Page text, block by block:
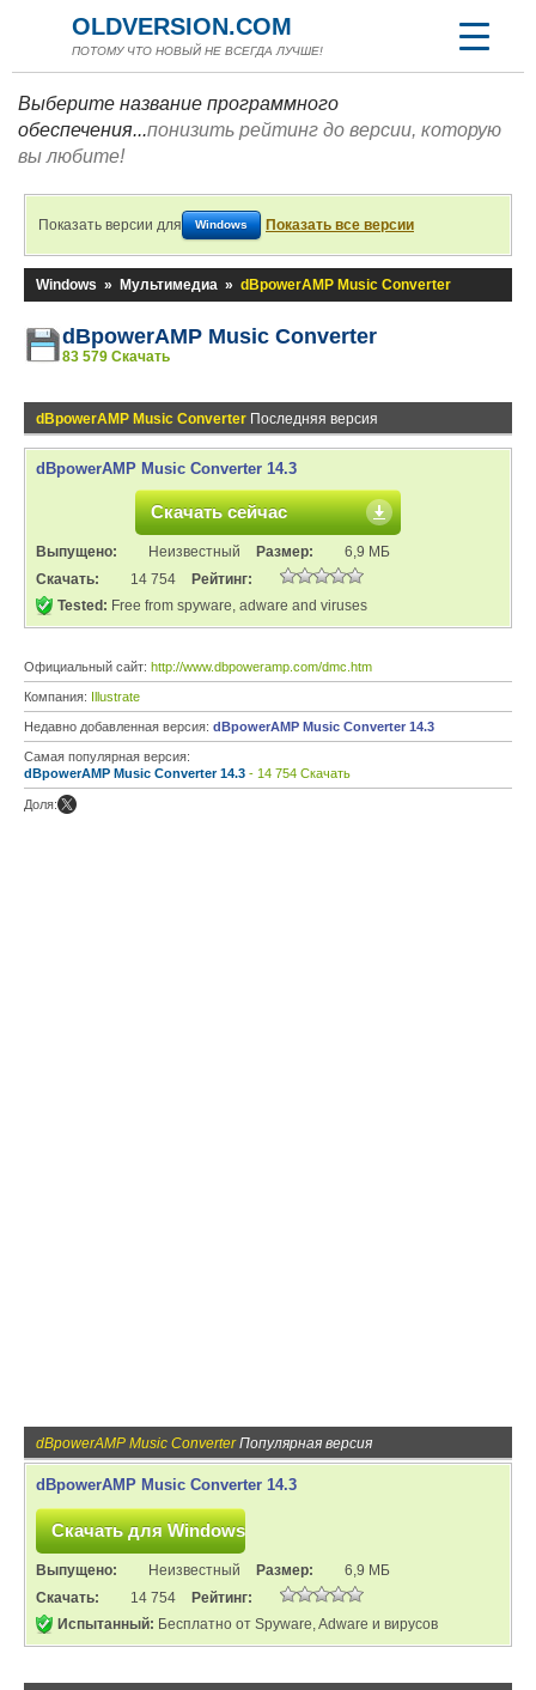
OLDVERSION.COM
ПОТОМУ ЧТО НОВЫЙ НЕ ВСЕГДА ЛУЧШЕ!
Выберите название программного
обеспечения...понизить рейтинг до версии, которую
вы любите!
Показать версии для Windows Показать все версии
Windows » Мультимедиа » dBpowerAMP Music Converter
dBpowerAMP Music Converter
83 579 Скачать
dBpowerAMP Music Converter Последняя версия
dBpowerAMP Music Converter 14.3
Скачать сейчас
Выпущено: Неизвестный Размер:
6,9 МБ
Скачать:
14 754
Рейтинг:
Tested: Free from spyware, adware and viruses
Официальный сайт: http://www.dbpoweramp.com/dmc.htm
Компания: Illustrate
Недавно добавленная версия: dBpowerAMP Music Converter 14.3
Самая популярная версия:
dBpowerAMP Music Converter 14.3 - 14 754 Скачать
Доля:
dBpowerAMP Music ConverterПопулярная версия
dBpowerAMP Music Converter 14.3
Выпущено: Неизвестный Размер:
6,9 МБ
Скачать:
14 754
Рейтинг:
Испытанный: Бесплатно от Spyware, Adware и вирусов